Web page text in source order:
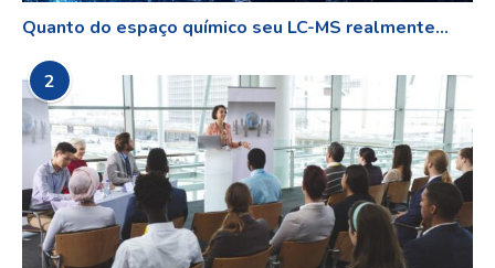
Quanto do espaço químico seu LC-MS realmente...
2